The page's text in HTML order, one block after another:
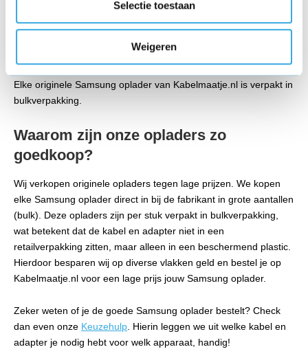
Selectie toestaan
Weigeren
een witte en zwarte uitvoering en de mogelijkheid om een
adapter los of als set met de kabel te bestellen. Een adapter 5V
Elke originele Samsung oplader van Kabelmaatje.nl is verpakt in
bulkverpakking.
Waarom zijn onze opladers zo
goedkoop?
Wij verkopen originele opladers tegen lage prijzen. We kopen
elke Samsung oplader direct in bij de fabrikant in grote aantallen
(bulk). Deze opladers zijn per stuk verpakt in bulkverpakking,
wat betekent dat de kabel en adapter niet in een
retailverpakking zitten, maar alleen in een beschermend plastic.
Hierdoor besparen wij op diverse vlakken geld en bestel je op
Kabelmaatje.nl voor een lage prijs jouw Samsung oplader.
Zeker weten of je de goede Samsung oplader bestelt? Check
dan even onze Keuzehulp . Hierin leggen we uit welke kabel en
adapter je nodig hebt voor welk apparaat, handig!